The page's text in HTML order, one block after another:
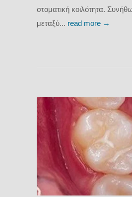
στοματική κοιλότητα.
μεταξύ... read more →